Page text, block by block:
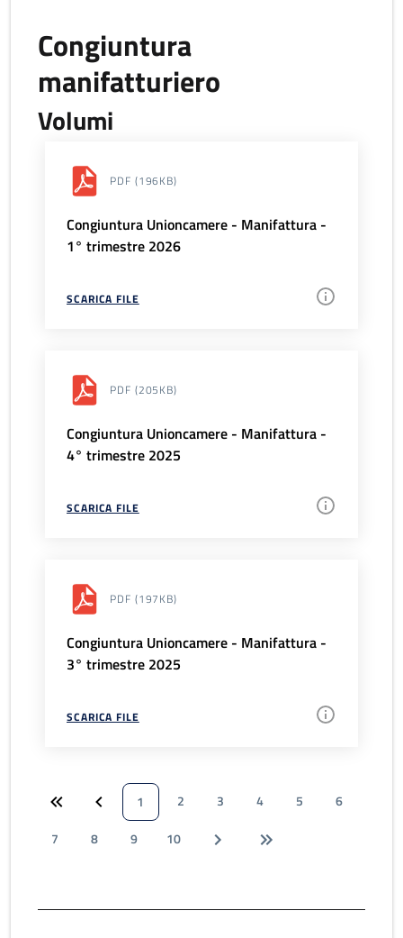
Congiuntura
manifatturiero
Volumi
PDF (196KB)
Congiuntura Unioncamere - Manifattura -
1° trimestre 2026
SCARICA FILE
PDF (205KB)
Congiuntura Unioncamere - Manifattura -
4° trimestre 2025
SCARICA FILE
PDF (197KB)
Congiuntura Unioncamere - Manifattura -
3° trimestre 2025
SCARICA FILE
1 2 3 4 5
6
7
8 9 10